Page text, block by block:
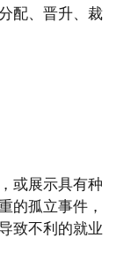
配、晋升、裁
或展示具有种
的孤立事件，
致不利的就业